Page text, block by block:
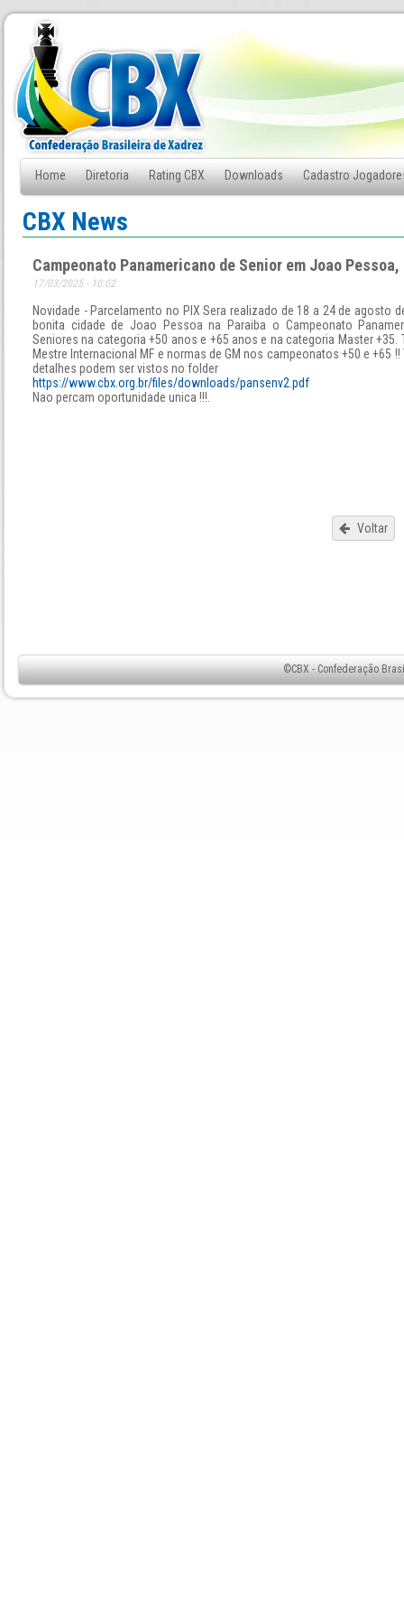
Home Diretoria Rating CBX Downloads Cadastro
Fale Conosco
CBX News
Campeonato Panamericano de Senior em Joao
17/03/2025 - 10:02
Novidade - Parcelamento no PIX Sera realizado de 18 a 24 de agosto
bonita cidade de Joao Pessoa na Paraiba o Campeonato
Seniores na categoria +50 anos e +65 anos e na categoria Master +35.
Mestre Internacional MF e normas de GM nos campeonatos +50 e +65
detalhes podem ser vistos no folder
https://www.cbx.org.br/files/downloads/pansenv2.pdf
Nao percam oportunidade unica !!!.
Voltar
©CBX - Confederação